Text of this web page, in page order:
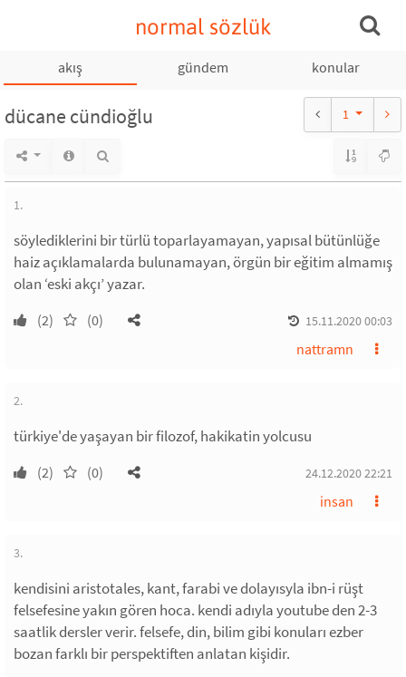
normal sözlük
akış gündem konular
dücane cündioğlu 1
1.
söylediklerini bir türlü toparlayamayan, yapısal bütünlüğe
haiz açıklamalarda bulunamayan, örgün bir eğitim almamış
olan ‘eski akçı’ yazar.
(2) (0) 15.11.2020 00:03
nattramn
2.
türkiye'de yaşayan bir filozof, hakikatin yolcusu
(2) (0) 24.12.2020 22:21
insan
3.
kendisini aristotales, kant, farabi ve dolayısyla ibn-i rüşt
felsefesine yakın gören hoca. kendi adıyla youtube den 2-3
saatlik dersler verir. felsefe, din, bilim gibi konuları ezber
bozan farklı bir perspektiften anlatan kişidir.